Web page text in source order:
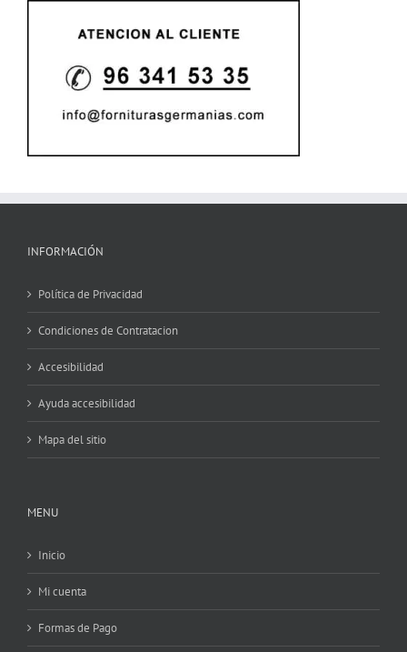
INFORMACIÓN
Política de Privacidad
Condiciones de Contratacion
Accesibilidad
Ayuda accesibilidad
Mapa del sitio
MENU
Inicio
Mi cuenta
Formas de Pago